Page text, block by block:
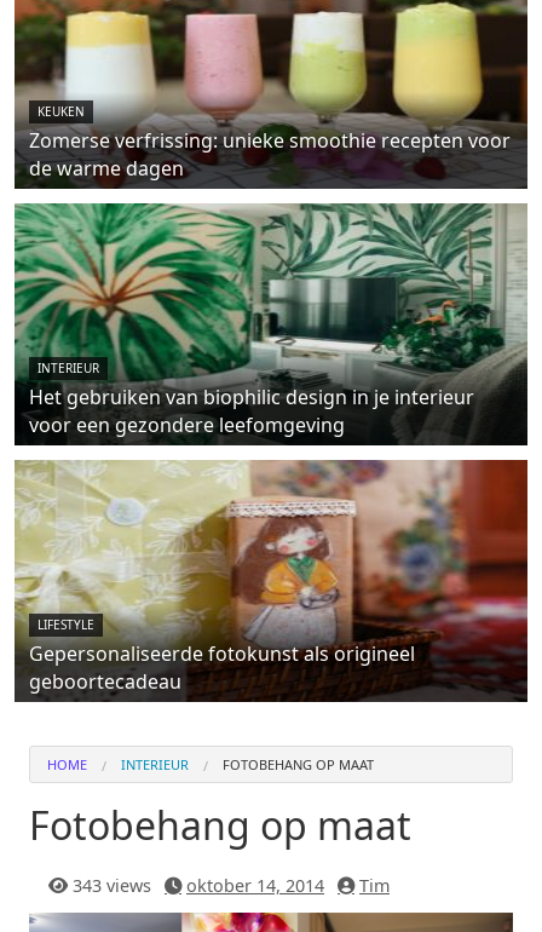
KEUKEN
Zomerse verfrissing: unieke smoothie recepten voor
de warme dagen
INTERIEUR
Het gebruiken van biophilic design in je interieur
voor een gezondere leefomgeving
LIFESTYLE
Gepersonaliseerde fotokunst als origineel
geboortecadeau
HOME INTERIEUR FOTOBEHANG OP MAAT
Fotobehang op maat
343 views oktober 14, 2014 Tim